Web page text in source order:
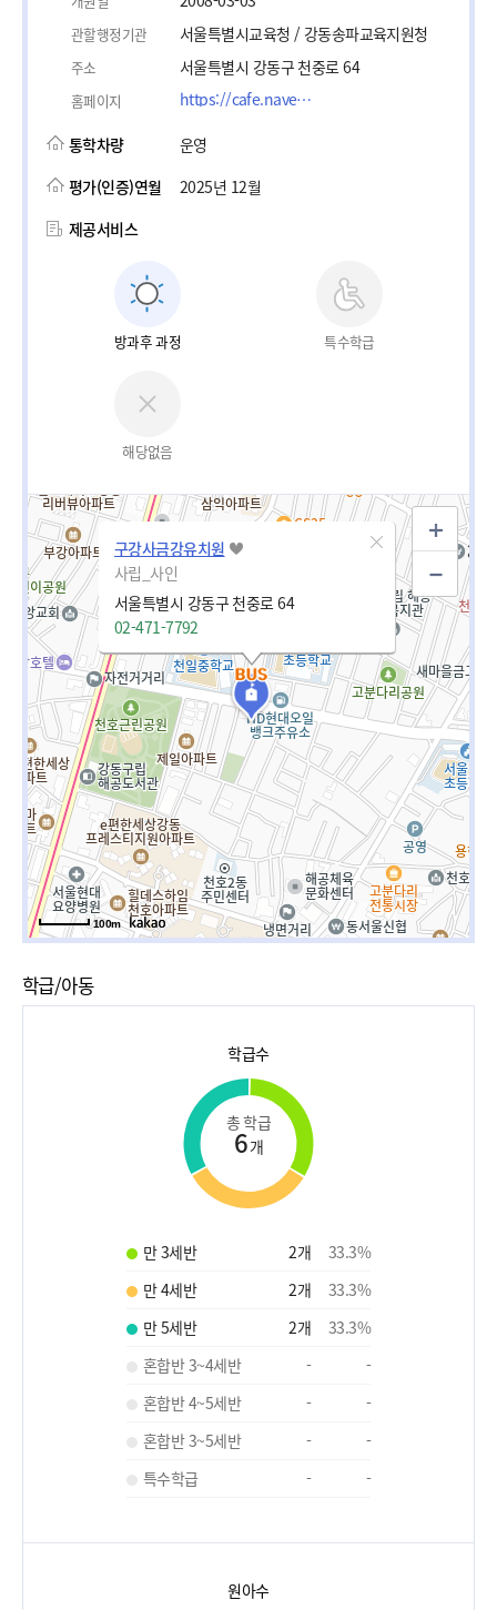
관할행정기관 서울특별시교육청 / 강동송파교육지원청
주소 서울특별시 강동구 천중로 64
홈페이지 https://cafe.naver.com/ggskids
통학차량
운영
평가(인증)연월
2025년 12월
제공서비스
방과후 과정 특수학급
해당없음
구강사금강유치원
사립_사인
서울특별시 강동구 천중로 64
02-471-7792
100m
학급/아동
학급수
총 학급
6개
만 3세반 2개 33.3%
만 4세반
2개 33.3%
만 5세반
2개 33.3%
혼합반 3~4세반
-
-
혼합반 4~5세반
-
-
혼합반 3~5세반
-
-
특수학급
- -
원아수